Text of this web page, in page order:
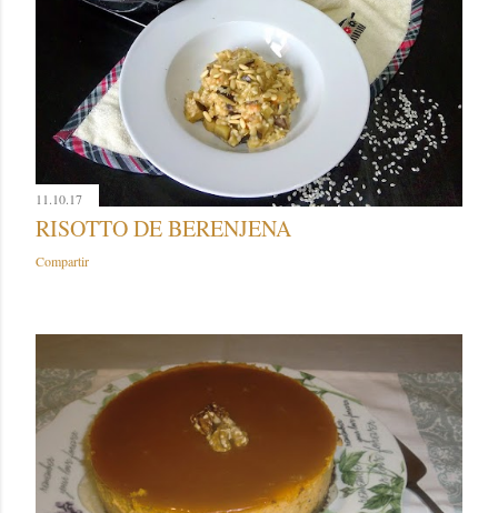
11.10.17
RISOTTO DE BERENJENA
Compartir